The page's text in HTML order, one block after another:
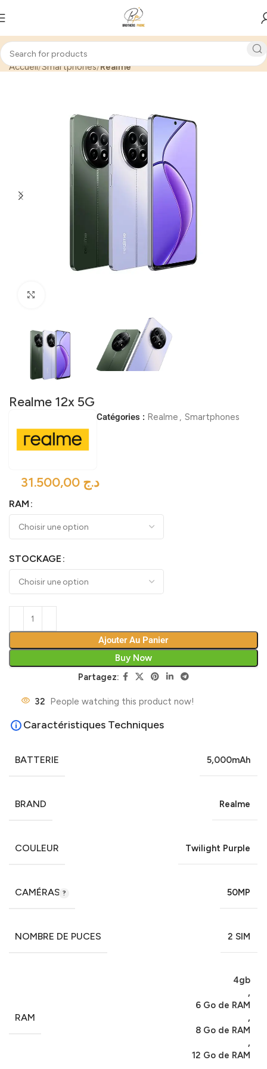
Accueil Smartphones Realme
Realme 12x 5G
Catégories : Realme , Smartphones
د.ج
RAM
STOCKAGE
Ajouter Au Panier
Buy Now
Partagez:
32 People watching this product now!
Caractéristiques Techniques
BATTERIE 5,000mAh
BRAND Realme
COULEUR Twilight Purple
CAMÉRAS 50MP
NOMBRE DE PUCES 2 SIM
RAM
4gb
,
6 Go de RAM
,
8 Go de RAM
,
12 Go de RAM